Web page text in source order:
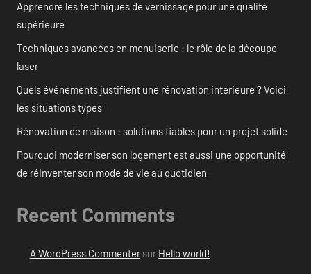
Apprendre les techniques de vernissage pour une qualité
supérieure
Techniques avancées en menuiserie : le rôle de la découpe
laser
Quels événements justifient une rénovation intérieure ? Voici
les situations types
Rénovation de maison : solutions fiables pour un projet solide
Pourquoi moderniser son logement est aussi une opportunité
de réinventer son mode de vie au quotidien
Recent Comments
A WordPress Commentersur Hello world!